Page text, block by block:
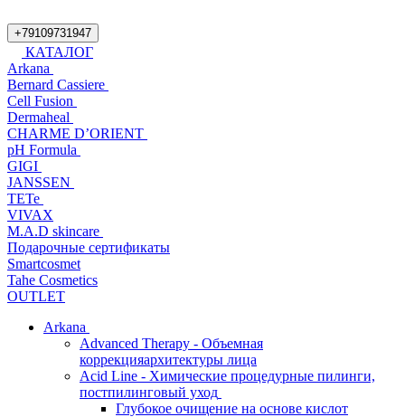
+79109731947
КАТАЛОГ
Arkana
Bernard Cassiere
Cell Fusion
Dermaheal
CHARME D’ORIENT
pH Formula
GIGI
JANSSEN
TETe
VIVAX
M.A.D skincare
Подарочные сертификаты
Smartcosmet
Tahe Cosmetics
OUTLET
Arkana
Advanced Therapy - Объемная
коррекцияархитектуры лица
Acid Line - Химические процедурные пилинги,
постпилинговый уход
Глубокое очищение на основе кислот